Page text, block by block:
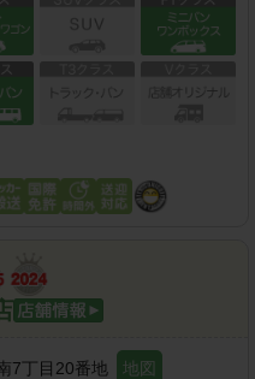
7丁目20番地 地図